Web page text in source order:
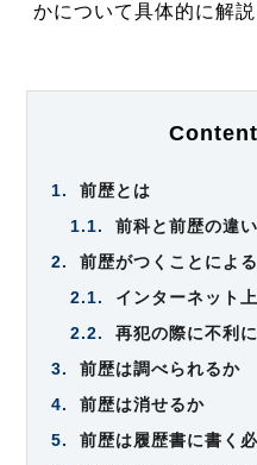
かについて具体的に解説
1.
前歴とは
1.1.
前科と前歴の違い
2.
前歴がつくことによ
2.1.
インターネット
2.2.
再犯の際に不利
3.
前歴は調べられるか
4.
前歴は消せるか
5.
前歴は履歴書に書く